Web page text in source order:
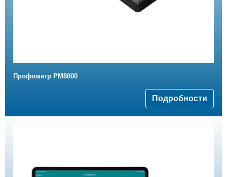
Профометр PM8000
Подробности